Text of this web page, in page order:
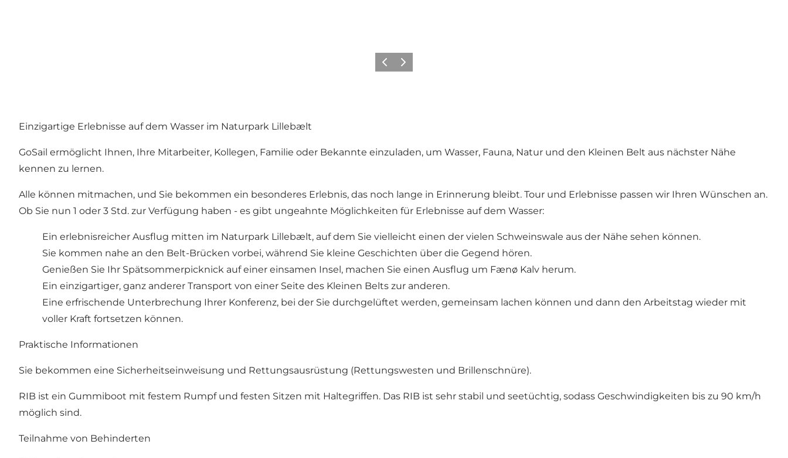
ZurückWeiter
Einzigartige Erlebnisse auf dem Wasser im Naturpark Lillebælt
GoSail ermöglicht Ihnen, Ihre Mitarbeiter, Kollegen, Familie oder Bekannte einzuladen, um Wasser, Fauna, Natur und den Kleinen Belt aus nächster Nähe
kennen zu lernen.
Alle können mitmachen, und Sie bekommen ein besonderes Erlebnis, das noch lange in Erinnerung bleibt. Tour und Erlebnisse passen wir Ihren Wünschen an.
Ob Sie nun 1 oder 3 Std. zur Verfügung haben - es gibt ungeahnte Möglichkeiten für Erlebnisse auf dem Wasser:
Ein erlebnisreicher Ausflug mitten im Naturpark Lillebælt, auf dem Sie vielleicht einen der vielen Schweinswale aus der Nähe sehen können.
Sie kommen nahe an den Belt-Brücken vorbei, während Sie kleine Geschichten über die Gegend hören.
Genießen Sie Ihr Spätsommerpicknick auf einer einsamen Insel, machen Sie einen Ausflug um Fænø Kalv herum.
Ein einzigartiger, ganz anderer Transport von einer Seite des Kleinen Belts zur anderen.
Eine erfrischende Unterbrechung Ihrer Konferenz, bei der Sie durchgelüftet werden, gemeinsam lachen können und dann den Arbeitstag wieder mit
voller Kraft fortsetzen können.
Praktische Informationen
Sie bekommen eine Sicherheitseinweisung und Rettungsausrüstung (Rettungswesten und Brillenschnüre).
RIB ist ein Gummiboot mit festem Rumpf und festen Sitzen mit Haltegriffen. Das RIB ist sehr stabil und seetüchtig, sodass Geschwindigkeiten bis zu 90 km/h
möglich sind.
Teilnahme von Behinderten